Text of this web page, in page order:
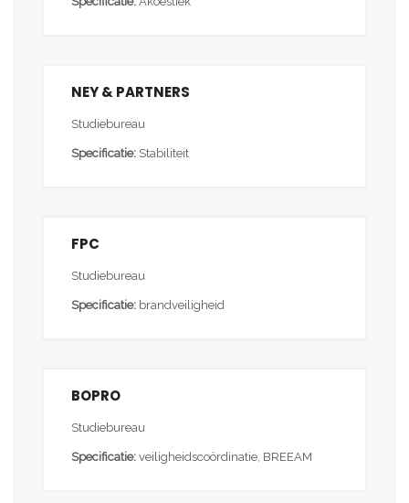
NEY & PARTNERS
Studiebureau
Specificatie: Stabiliteit
FPC
Studiebureau
Specificatie: brandveiligheid
BOPRO
Studiebureau
Specificatie: veiligheidscoördinatie, BREEAM